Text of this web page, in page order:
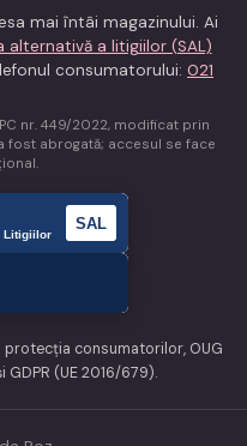
mai întâi magazinului. Ai
alternativă a litigiilor (SAL)
consumatorului: 021
nr. 449/2022, modificat prin
fost abrogată; accesul se face
protecția consumatorilor, OUG
GDPR (UE 2016/679).